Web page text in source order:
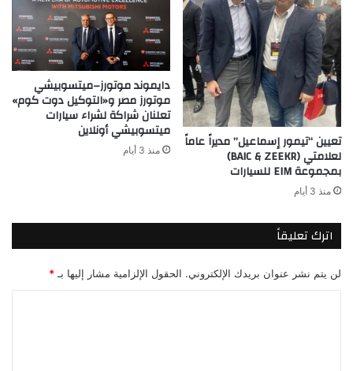
تعيين “تيمور إسماعيل” مديراً عاماً
لعلامتي (BAIC & ZEEKR)
بمجموعة EIM للسيارات
منذ 3 أيام
دايموند موتورز–ميتسوبيشي
موتورز مصر و«التوكيل دوت كوم»
تعلنان شراكة لشراء سيارات
ميتسوبيشي أونلاين
منذ 3 أيام
اترك تعليقاً
لن يتم نشر عنوان بريدك الإلكتروني. الحقول الإلزامية مشار إليها بـ *